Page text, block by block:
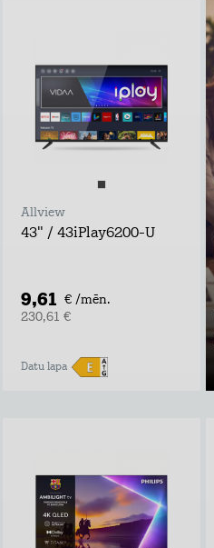
Allview
43" / 43iPlay6200-U
9,61 € /mēn.
230,61 €
Datu lapa